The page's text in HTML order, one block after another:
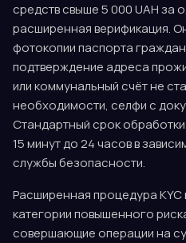
средств свыше 5 000 UAH за
расширенная верификация.
фотокопии паспорта
подтверждение адреса
или коммунальный счёт не
необходимости, селфи с
Стандартный срок
15 минут до 24 часов в
службы безопасности.
Расширенная процедура KYC
категории повышенного
совершающие операции на